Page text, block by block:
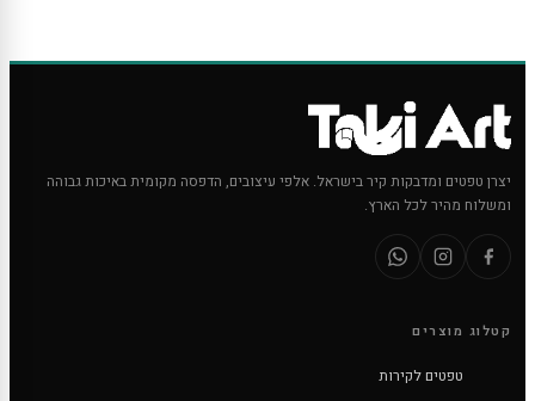
יצרן טפטים ומדבקות קיר בישראל. אלפי עיצובים, הדפסה מקומית באיכות גבוהה
ומשלוח מהיר לכל הארץ.
קטלוג מוצרים
טפטים לקירות